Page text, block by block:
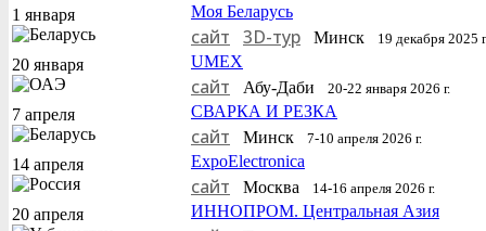
1 января
Моя Беларусь
сайт 3D-тур Минск 19 декабря 2025
20 января UMEX
сайт Абу-Даби 20-22 января 2026 г.
7 апреля СВАРКА И РЕЗКА
сайт Минск 7-10 апреля 2026 г.
14 апреля ExpoElectronica
сайт Москва 14-16 апреля 2026 г.
20 апреля ИННОПРОМ. Центральная Азия